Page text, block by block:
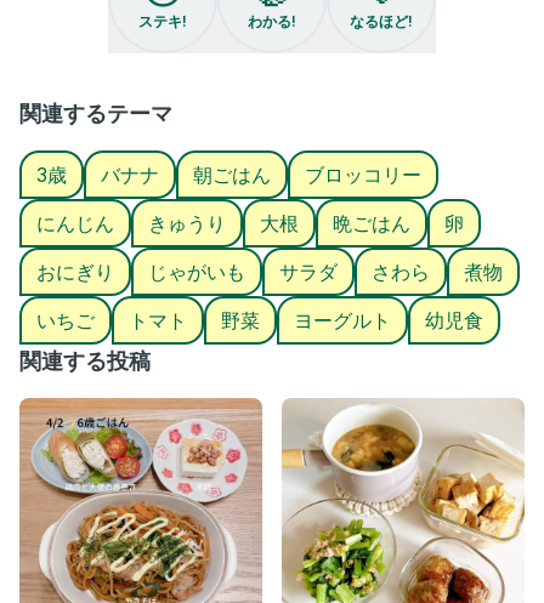
野菜なんだけど、これがまあ食べる食べる。
シンプルな味付けこそ、食べる👦🏻
フルーツに紛れさせてトマトいれる作戦も勝利😎
.
さわらは、酒、しょうゆ、しょうがをちょろりして
片栗粉つけて揚げただけなんだけど、しっかり食べてくれました
🐟
ビニール袋に入れて味付けして、冷蔵庫イン。
帰って片栗粉塗して揚げるだけ！
長い時間置く分、味は薄め設定😉
肉じゃがは、ストウブ鍋で
にんじん、玉ねぎ、じゃがいも、間に糸コン、肉、
しょうゆ、みりん、酒、甜菜糖を大さじ3ずつ入れて
弱火で放っておくだけ☺️
オクラと切り干し大根は、ばあさん（かあさんの母）からの
お裾分け☺️らっきー！ありがたすぎ！
何も手が込んでない。笑
放置もしくは、簡単なものしか提供してません😉😉😉
.
ステキ! わかる! なるほど!
関連するテーマ
3歳 バナナ 朝ごはん
ブロッコリー
にんじん
きゅうり 大根 晩ごはん
卵
おにぎり
じゃがいも サラダ さわら
煮物
いちご
トマト 野菜 ヨーグルト 幼児食
関連する投稿